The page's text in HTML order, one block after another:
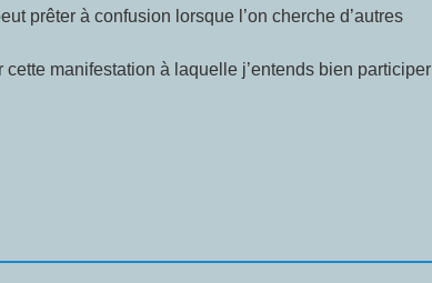
prêter à confusion lorsque l’on cherche d’autres
manifestation à laquelle j’entends bien participer